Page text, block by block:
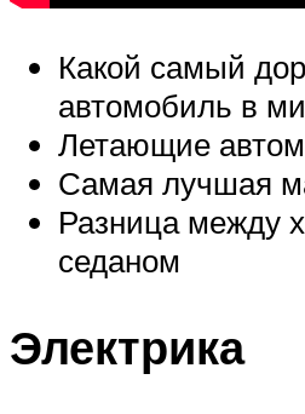
Какой самый
автомобиль в
Летающие
Самая лучшая
Разница между
седаном
Электрика